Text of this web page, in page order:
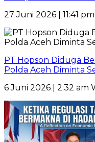
27 Juni 2026 | 11:41
PT Hopson Diduga
Polda Aceh Diminta
6 Juni 2026 | 2:32 am